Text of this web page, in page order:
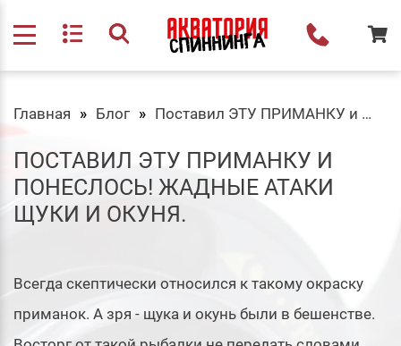
Главная Блог Поставил ЭТУ ПРИМАНКУ и ПОНЕСЛОСЬ! Жадные атаки ЩУКИ и ОКУНЯ.
ПОСТАВИЛ ЭТУ ПРИМАНКУ И
ПОНЕСЛОСЬ! ЖАДНЫЕ АТАКИ
ЩУКИ И ОКУНЯ.
Всегда скептически относился к такому окраску
приманок. А зря - щука и окунь были в бешенстве.